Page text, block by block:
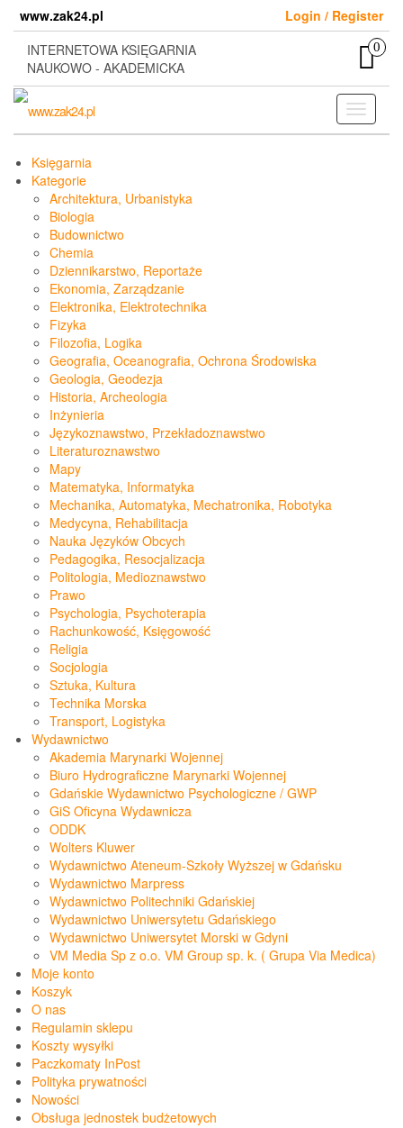
content
www.zak24.pl
Login / Register
INTERNETOWA KSIĘGARNIA
NAUKOWO - AKADEMICKA
0
Toggle
Księgarnia
Kategorie
Architektura, Urbanistyka
Biologia
Budownictwo
Chemia
Dziennikarstwo, Reportaże
Ekonomia, Zarządzanie
Elektronika, Elektrotechnika
Fizyka
Filozofia, Logika
Geografia, Oceanografia, Ochrona Środowiska
Geologia, Geodezja
Historia, Archeologia
Inżynieria
Językoznawstwo, Przekładoznawstwo
Literaturoznawstwo
Mapy
Matematyka, Informatyka
Mechanika, Automatyka, Mechatronika, Robotyka
Medycyna, Rehabilitacja
Nauka Języków Obcych
Pedagogika, Resocjalizacja
Politologia, Medioznawstwo
Prawo
Psychologia, Psychoterapia
Rachunkowość, Księgowość
Religia
Socjologia
Sztuka, Kultura
Technika Morska
Transport, Logistyka
Wydawnictwo
Akademia Marynarki Wojennej
Biuro Hydrograficzne Marynarki Wojennej
Gdańskie Wydawnictwo Psychologiczne / GWP
GiS Oficyna Wydawnicza
ODDK
Wolters Kluwer
Wydawnictwo Ateneum-Szkoły Wyższej w Gdańsku
Wydawnictwo Marpress
Wydawnictwo Politechniki Gdańskiej
Wydawnictwo Uniwersytetu Gdańskiego
Wydawnictwo Uniwersytet Morski w Gdyni
VM Media Sp z o.o. VM Group sp. k. ( Grupa Via Medica)
Moje konto
Koszyk
O nas
Regulamin sklepu
Koszty wysyłki
Paczkomaty InPost
Polityka prywatności
Nowości
Obsługa jednostek budżetowych